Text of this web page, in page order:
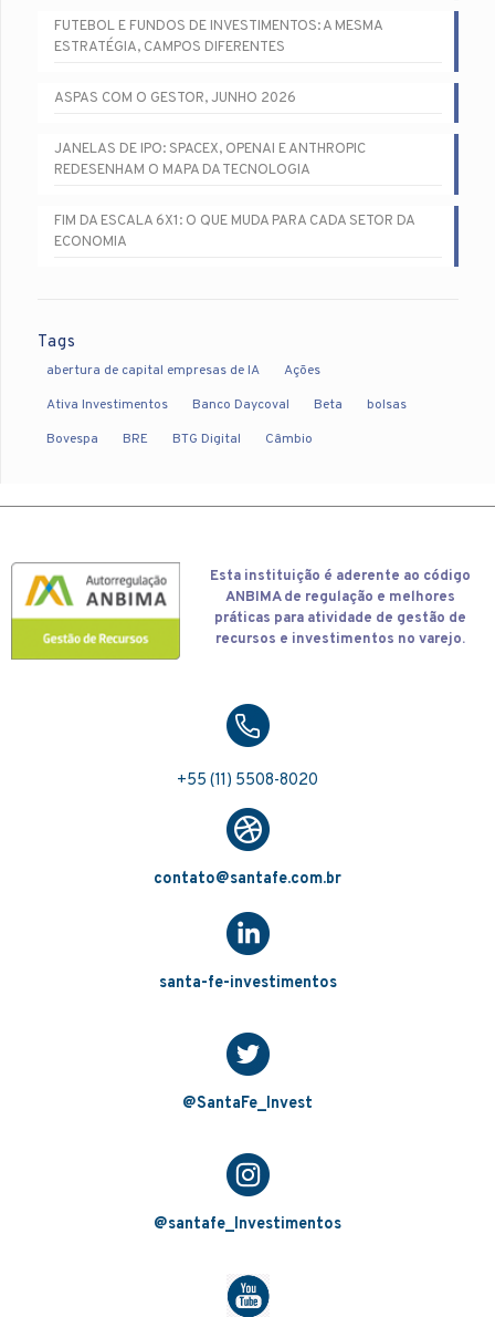
FUTEBOL E FUNDOS DE INVESTIMENTOS: A MESMA
ESTRATÉGIA, CAMPOS DIFERENTES
ASPAS COM O GESTOR, JUNHO 2026
JANELAS DE IPO: SPACEX, OPENAI E ANTHROPIC
REDESENHAM O MAPA DA TECNOLOGIA
FIM DA ESCALA 6X1: O QUE MUDA PARA CADA SETOR DA
ECONOMIA
Tags
abertura de capital empresas de IA
Ações
Ativa Investimentos
Banco Daycoval Beta
bolsas
Bovespa
BRE BTG Digital Câmbio
Esta instituição é aderente ao código
ANBIMA de regulação e melhores
práticas para atividade de gestão de
recursos e investimentos no varejo.
+55 (11) 5508-8020
contato@santafe.com.br
santa-fe-investimentos
@SantaFe_Invest
@santafe_Investimentos